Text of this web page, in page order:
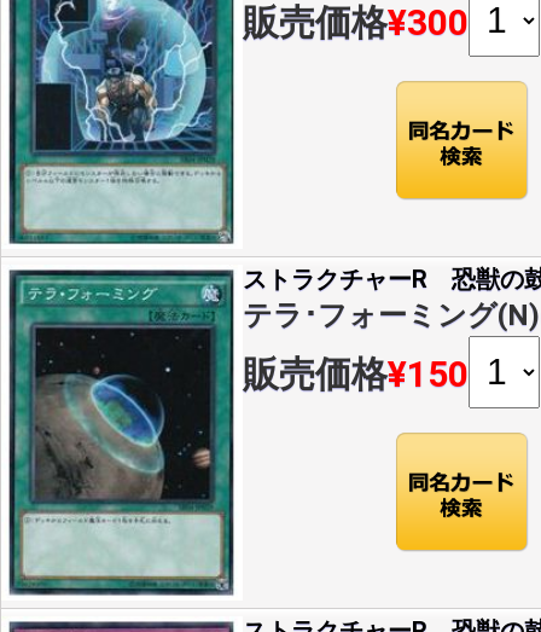
販売価格¥300
ストラクチャーR 恐獣の
テラ･フォーミング
販売価格¥150